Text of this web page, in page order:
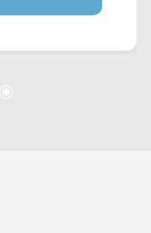
acesso a
a sua
mudança!